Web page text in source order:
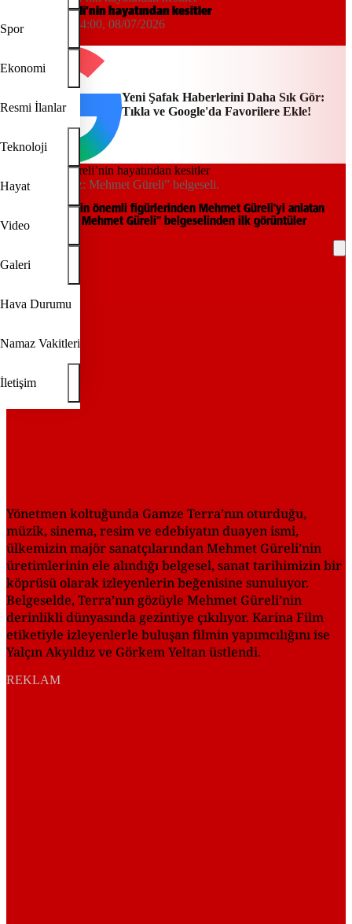
Spor
Ekonomi
Resmi İlanlar
Teknoloji
Hayat
Video
Galeri
Hava Durumu
Namaz Vakitleri
İletişim
Mehmet Güreli’nin hayatından kesitler
Uğur Duyan
04:00, 08/07/2026
Yeni Şafak
Yeni Şafak Haberlerini Daha Sık Gör:
Tıkla ve Google'da Favorilere Ekle!
“Sıcak Bir Göz: Mehmet Güreli” belgeseli.
Sanat tarihimizin önemli figürlerinden Mehmet Güreli’yi anlatan
“Sıcak Bir Göz: Mehmet Güreli” belgeselinden ilk görüntüler
paylaşıldı.
Yönetmen koltuğunda Gamze Terra’nın oturduğu,
müzik, sinema, resim ve edebiyatın duayen ismi,
ülkemizin majör sanatçılarından Mehmet Güreli’nin
üretimlerinin ele alındığı belgesel, sanat tarihimizin bir
köprüsü olarak izleyenlerin beğenisine sunuluyor.
Belgeselde, Terra’nın gözüyle Mehmet Güreli’nin
derinlikli dünyasında gezintiye çıkılıyor. Karina Film
etiketiyle izleyenlerle buluşan filmin yapımcılığını ise
Yalçın Akyıldız ve Görkem Yeltan üstlendi.
REKLAM